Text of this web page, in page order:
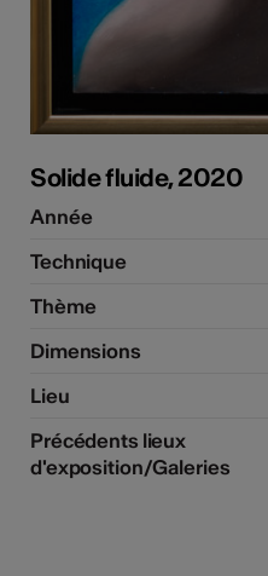
Solide fluide, 2020
Année
Technique
Thème
Dimensions
Lieu
Précédents lieux
d'exposition/Galeries